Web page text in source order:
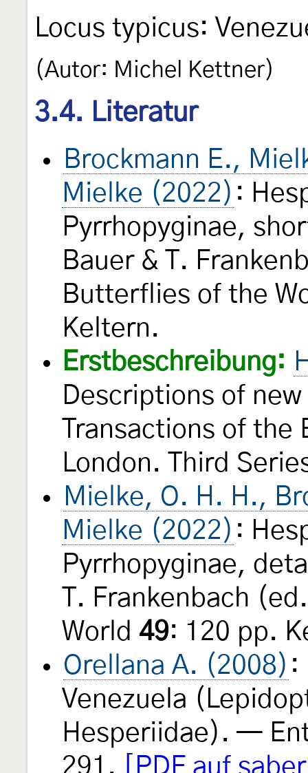
Locus typicus:
(Autor: Michel Kettner)
3.4. Literatur
Brockmann E.,
Mielke (2022) :
Pyrrhopyginae,
Bauer & T.
Butterflies of the
Keltern.
Erstbeschreibung:
Descriptions of
Transactions of
London. Third
Mielke, O. H. H.,
Mielke (2022) :
Pyrrhopyginae,
T. Frankenbach
World 49: 120 pp.
Orellana A. (2008) :
Venezuela
Hesperiidae). —
291.
[PDF auf